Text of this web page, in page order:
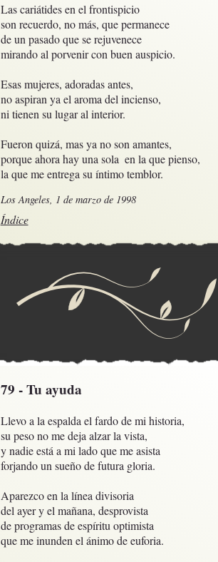
Las cariátides en el frontispicio
son recuerdo, no más, que permanece
de un pasado que se rejuvenece
mirando al porvenir con buen auspicio.
Esas mujeres, adoradas antes,
no aspiran ya el aroma del incienso,
ni tienen su lugar al interior.
Fueron quizá, mas ya no son amantes,
porque ahora hay una sola  en la que pienso,
la que me entrega su íntimo temblor.
Los Angeles, 1 de marzo de 1998
Índice
79 - Tu ayuda
Llevo a la espalda el fardo de mi historia,
su peso no me deja alzar la vista,
y nadie está a mi lado que me asista
forjando un sueño de futura gloria.
Aparezco en la línea divisoria
del ayer y el mañana, desprovista
de programas de espíritu optimista
que me inunden el ánimo de euforia.